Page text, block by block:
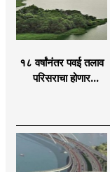
१८ वर्षांनंतर पवई तलाव
परिसराचा होणार
सुरुवात;